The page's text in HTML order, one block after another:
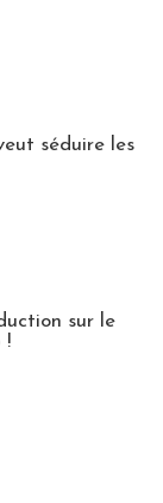
séduire les
sur le
!